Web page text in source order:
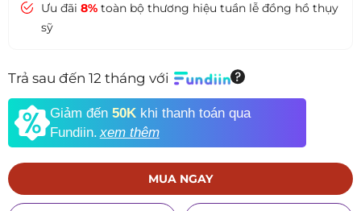
Ưu đãi 8% toàn bộ thương hiệu tuần lễ đồng hồ thụy
sỹ
Trả sau đến 12 tháng với
Giảm đến 50K khi thanh toán qua
Fundiin.xem thêm
MUA NGAY